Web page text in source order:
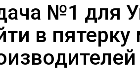
№1 для
в